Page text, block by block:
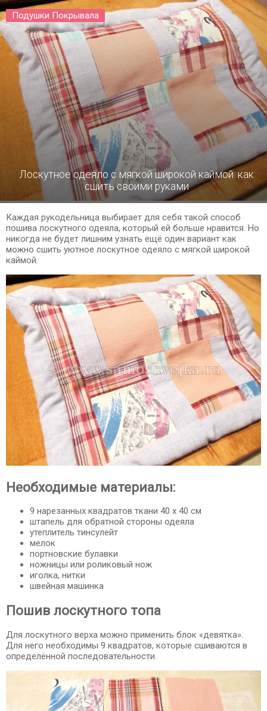
Подушки Покрывала
Лоскутное одеяло с мягкой широкой каймой: как
сшить своими руками
Каждая рукодельница выбирает для себя такой способ
пошива лоскутного одеяла, который ей больше нравится. Но
никогда не будет лишним узнать ещё один вариант как
можно сшить уютное лоскутное одеяло с мягкой широкой
каймой.
Необходимые материалы:
9 нарезанных квадратов ткани 40 х 40 см
штапель для обратной стороны одеяла
утеплитель тинсулейт
мелок
портновские булавки
ножницы или роликовый нож
иголка, нитки
швейная машинка
Пошив лоскутного топа
Для лоскутного верха можно применить блок «девятка».
Для него необходимы 9 квадратов, которые сшиваются в
определённой последовательности.